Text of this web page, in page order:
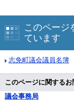
このページ
ています
志免町議会議員名簿
このページに関する
議会事務局